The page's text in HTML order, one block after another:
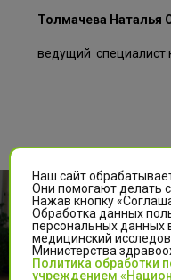
Толмачева Наталья
ведущий специалист
Максимова
специалист
Образование высшее.
Наш сайт
Они помогают делать
Нажав кнопку
Обработка данных
персональных
медицинский
Министерства
Политика обработки
учреждением